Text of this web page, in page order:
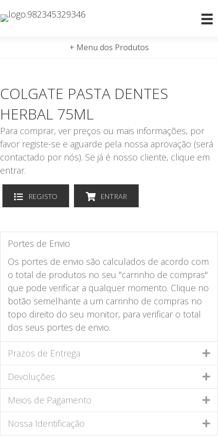
+ Menu dos Produtos
COLGATE PASTA DENTES
HERBAL 75ML
Para comprar, ver preços ou mais informações, por
favor registe-se e aguarde pela nossa aprovação (será
contactado por nós). Se já é nosso cliente, clique em
entrar.
REGISTO ENTRAR
Portes de Envio
Os portes de envio são calculados de acordo com
o total de produtos no seu "carrinho de compras"
que pode verificar a qualquer momento. Clique no
botão semelhante a um carrinho de compras no
topo direito do seu monitor, para verificar o total
dos seus portes de envio.
Prazos de Entrega
Devoluções
Meios de Pagamento
Nossa Identificação